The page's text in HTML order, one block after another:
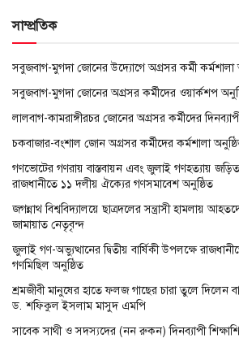
সাম্প্রতিক
সবুজবাগ-মুগদা জোনের উদ্যোগে অগ্রসর কর্মী কর্মশালা
সবুজবাগ-মুগদা জোনের অগ্রসর কর্মীদের ওয়ার্কশপ
লালবাগ-কামরাঙ্গীরচর জোনের অগ্রসর কর্মীদের
চকবাজার-বংশাল জোন অগ্রসর কর্মীদের কর্মশালা
গণভোটের গণরায় বাস্তবায়ন এবং জুলাই গণহত্যায়
রাজধানীতে ১১ দলীয় ঐক্যের গণসমাবেশ অনুষ্ঠিত
জগন্নাথ বিশ্ববিদ্যালয়ে ছাত্রদলের সন্ত্রাসী হামলায়
জামায়াত নেতৃবৃন্দ
জুলাই গণ-অভ্যুত্থানের দ্বিতীয় বার্ষিকী উপলক্ষে
গণমিছিল অনুষ্ঠিত
শ্রমজীবী মানুষের হাতে ফলজ গাছের চারা তুলে
ড. শফিকুল ইসলাম মাসুদ এমপি
সাবেক সাথী ও সদস্যদের (নন রুকন) দিনব্যাপী